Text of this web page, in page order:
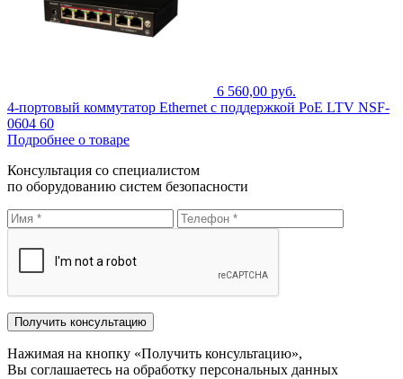
6 560,00 руб.
4-портовый коммутатор Ethernet с поддержкой PoE LTV NSF-
0604 60
Подробнее о товаре
Консультация со специалистом
по оборудованию систем безопасности
Нажимая на кнопку «Получить консультацию»,
Вы соглашаетесь на обработку персональных данных